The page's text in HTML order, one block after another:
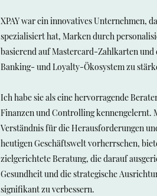
XPAY war ein innovatives Unternehmen,
spezialisiert hat, Marken durch
basierend auf Mastercard-Zahlkarten und
Banking- und Loyalty-Ökosystem zu
Ich habe sie alseine hervorragende
Finanzen und Controlling kennengelernt.
Verständnis für die Herausforderungen
heutigen Geschäftswelt vorherrschen,
zielgerichtete Beratung, die darauf
Gesundheit und die strategische
signifikant zu verbessern.